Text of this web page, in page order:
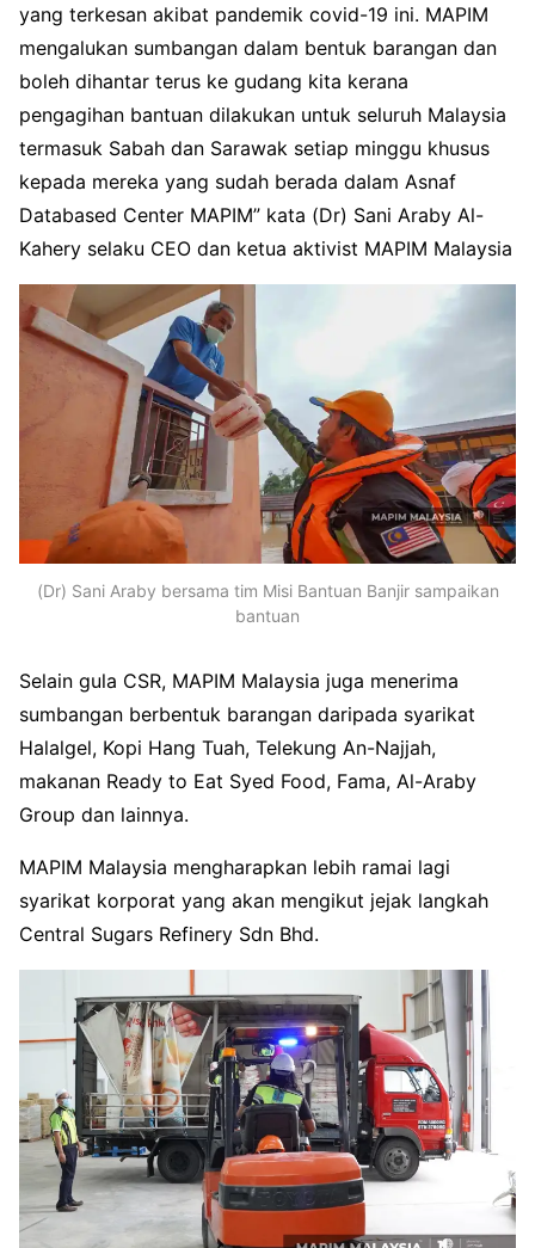
yang terkesan akibat pandemik covid-19 ini. MAPIM
mengalukan sumbangan dalam bentuk barangan dan
boleh dihantar terus ke gudang kita kerana
pengagihan bantuan dilakukan untuk seluruh Malaysia
termasuk Sabah dan Sarawak setiap minggu khusus
kepada mereka yang sudah berada dalam Asnaf
Databased Center MAPIM” kata (Dr) Sani Araby Al-
Kahery selaku CEO dan ketua aktivist MAPIM Malaysia
(Dr) Sani Araby bersama tim Misi Bantuan Banjir sampaikan
bantuan
Selain gula CSR, MAPIM Malaysia juga menerima
sumbangan berbentuk barangan daripada syarikat
Halalgel, Kopi Hang Tuah, Telekung An-Najjah,
makanan Ready to Eat Syed Food, Fama, Al-Araby
Group dan lainnya.
MAPIM Malaysia mengharapkan lebih ramai lagi
syarikat korporat yang akan mengikut jejak langkah
Central Sugars Refinery Sdn Bhd.